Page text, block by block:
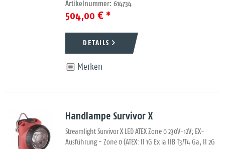
Artikelnummer: 614734
504,00 € *
DETAILS
Merken
Handlampe Survivor X
Streamlight Survivor X LED ATEX Zone 0 230V-12V; EX-
Ausführung - Zone 0 (ATEX: II 1G Ex ia IIB T3/T4 Ga, II 2G